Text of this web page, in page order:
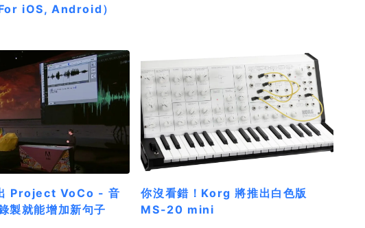
iOS, Android）
Project VoCo - 音
製就能增加新句子
你沒看錯！Korg 將推出白色版
MS-20 mini